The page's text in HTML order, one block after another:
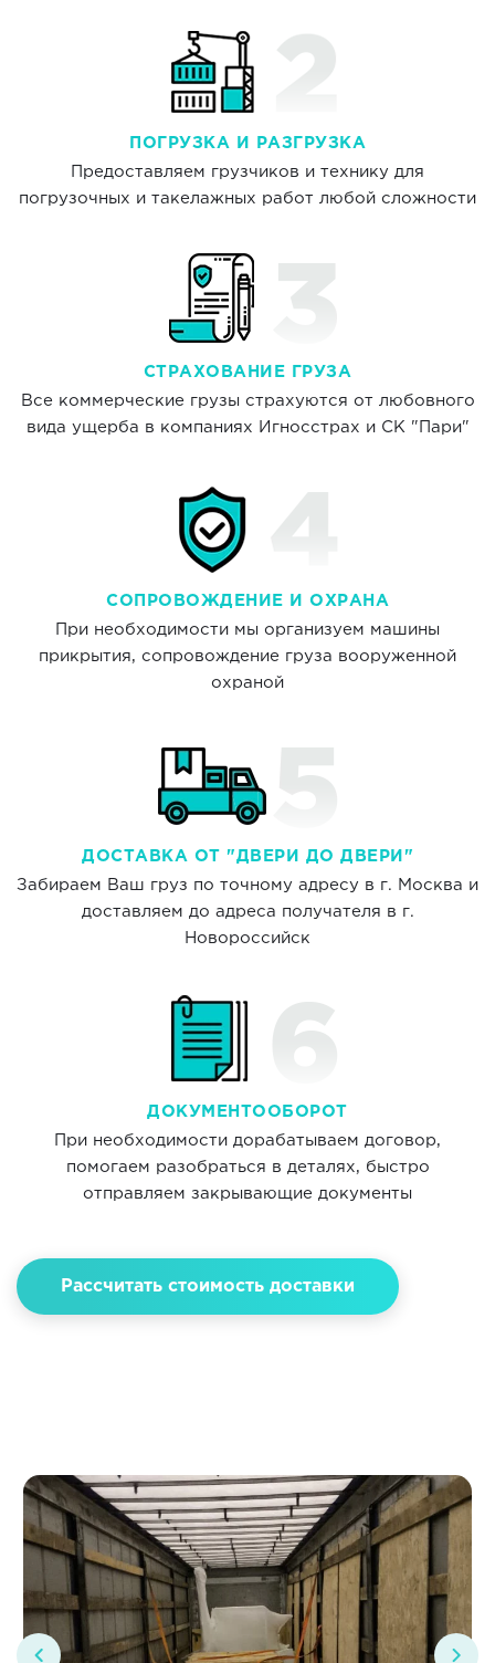
ПОГРУЗКА И РАЗГРУЗКА
Предоставляем грузчиков и технику для
погрузочных и такелажных работ любой сложности
СТРАХОВАНИЕ ГРУЗА
Все коммерческие грузы страхуются от любовного
вида ущерба в компаниях Игносстрах и СК "Пари"
СОПРОВОЖДЕНИЕ И ОХРАНА
При необходимости мы организуем машины
прикрытия, сопровождение груза вооруженной
охраной
ДОСТАВКА ОТ "ДВЕРИ ДО ДВЕРИ"
Забираем Ваш груз по точному адресу в г. Москва и
доставляем до адреса получателя в г.
Новороссийск
ДОКУМЕНТООБОРОТ
При необходимости дорабатываем договор,
помогаем разобраться в деталях, быстро
отправляем закрывающие документы
Рассчитать стоимость доставки